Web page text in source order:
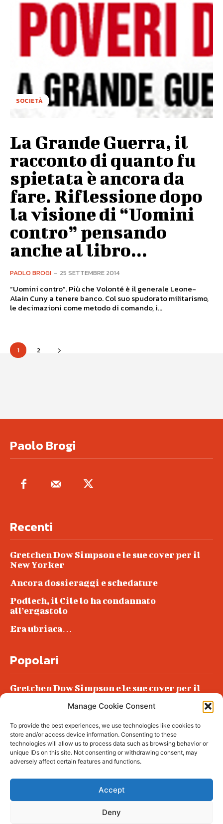
Manage Cookie Consent
To provide the best experiences, we use technologies like cookies to
store and/or access device information. Consenting to these
technologies will allow us to process data such as browsing behavior or
unique IDs on this site. Not consenting or withdrawing consent, may
adversely affect certain features and functions.
Accept
Deny
SOCIETÀ
La Grande Guerra, il
racconto di quanto fu
spietata è ancora da
fare. Riflessione dopo
la visione di “Uomini
contro” pensando
anche al libro...
PAOLO BROGI - 25 SETTEMBRE 2014
“Uomini contro”. Più che Volonté è il generale Leone-
Alain Cuny a tenere banco. Col suo spudorato militarismo,
le decimazioni come metodo di comando, i...
1 2
Paolo Brogi
Recenti
Gretchen Dow Simpson e le sue cover per il
New Yorker
Ancora dossieraggi e schedature
Podlech, il Cile lo ha condannato
all’ergastolo
Era ubriaca…
Popolari
Gretchen Dow Simpson e le sue cover per il
Podlech, il Cile lo ha condannato
all’ergastolo
Era ubriaca…
© tagDiv - All rights reserved. Made with